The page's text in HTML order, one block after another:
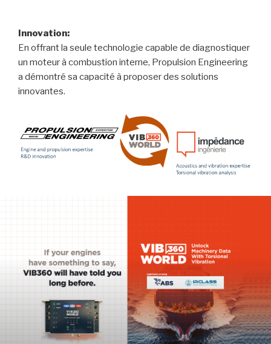
Innovation:
En offrant la seule technologie capable de diagnostiquer
un moteur à combustion interne, Propulsion Engineering
a démontré sa capacité à proposer des solutions
innovantes.